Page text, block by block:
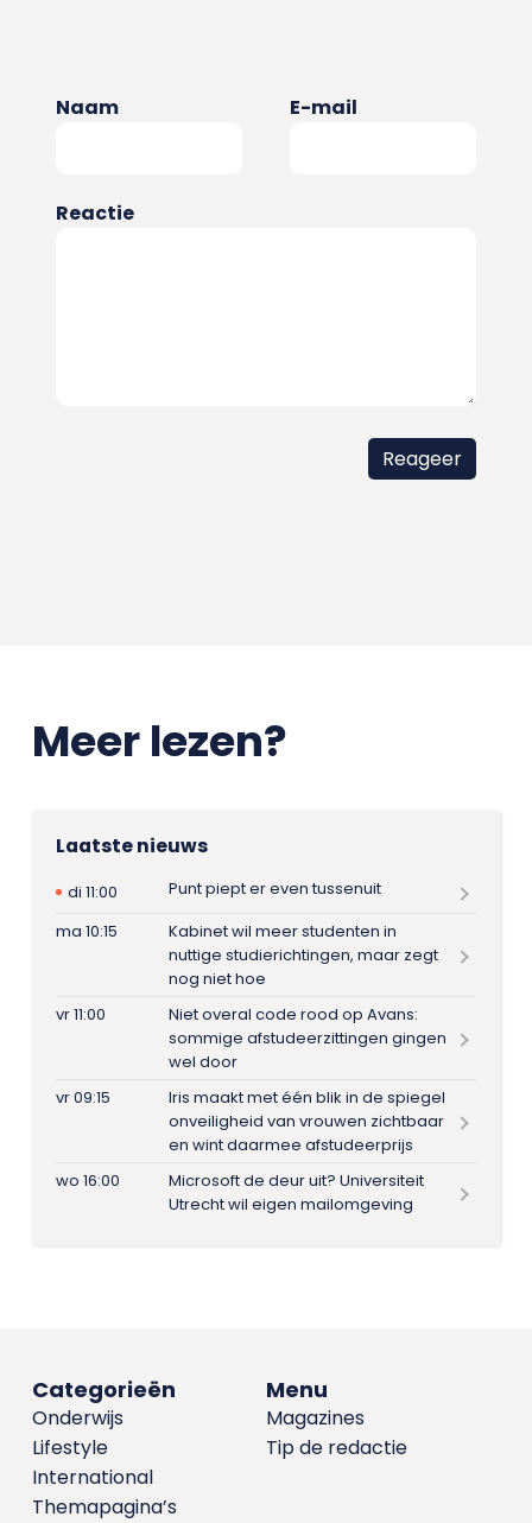
Naam E-mail
Reactie
Meer lezen?
Laatste nieuws
di 11:00
Punt piept er even tussenuit
ma 10:15
Kabinet wil meer studenten in
nuttige studierichtingen, maar zegt
nog niet hoe
vr 11:00
Niet overal code rood op Avans:
sommige afstudeerzittingen gingen
wel door
vr 09:15
Iris maakt met één blik in de spiegel
onveiligheid van vrouwen zichtbaar
en wint daarmee afstudeerprijs
wo 16:00
Microsoft de deur uit? Universiteit
Utrecht wil eigen mailomgeving
Menu
Magazines
Tip de redactie
Categorieën
Onderwijs
Lifestyle
International
Themapagina’s